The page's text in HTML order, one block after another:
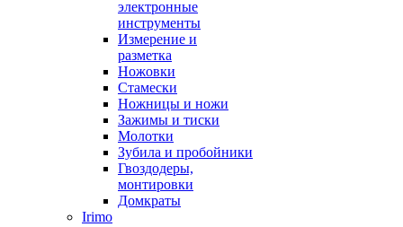
электронные
инструменты
Измерение и
разметка
Ножовки
Стамески
Ножницы и ножи
Зажимы и тиски
Молотки
Зубила и пробойники
Гвоздодеры,
монтировки
Домкраты
Irimo